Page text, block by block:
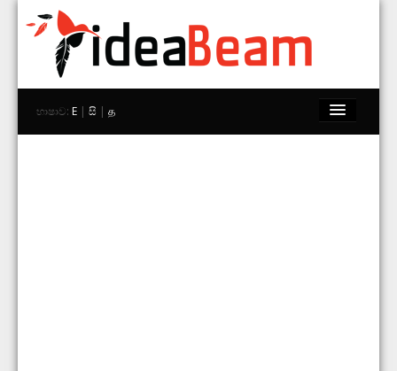
භාෂාව: E | සි | த
මුල් පිටුව